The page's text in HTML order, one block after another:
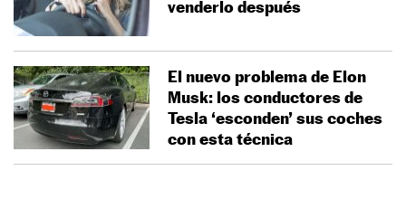
venderlo después
El nuevo problema de Elon
Musk: los conductores de
Tesla ‘esconden’ sus coches
con esta técnica